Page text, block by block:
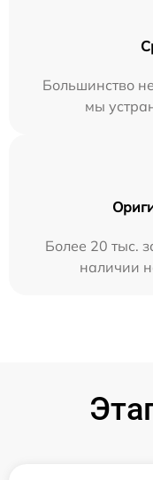
Большинство
мы
Более 20 тыс.
наличии